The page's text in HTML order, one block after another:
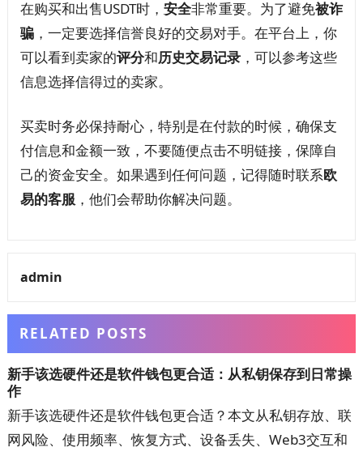
在购买和出售USDT时， 安全非常重要。为了避免被诈
骗，一定要选择信誉良好的交易对手。在平台上，你
可以看到卖家的评分和历史交易记录，可以参考这些
信息选择信得过的卖家。
买卖时务必保持耐心，特别是在付款的时候，确保支
付信息和金额一致，不要随便点击不明链接，保障自
己的资金安全。如果遇到任何问题，记得随时联系欧
易的客服，他们会帮助你解决问题。
admin
RELATED POSTS
新手该选硬件还是软件钱包更合适：从私钥保存到日常操
作
新手该选硬件还是软件钱包更合适？本文从私钥存放、联
网风险、使用频率、恢复方式、设备丢失、Web3交互和